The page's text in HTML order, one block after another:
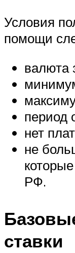
Условия
помощи
валюта
период
нет
не
РФ.
ставки